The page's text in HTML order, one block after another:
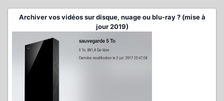
Archiver vos vidéos sur disque, nuage ou blu-ray ? (mise à
jour 2019)